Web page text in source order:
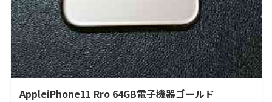
AppleiPhone11 Rro 64GB電子機器ゴールド